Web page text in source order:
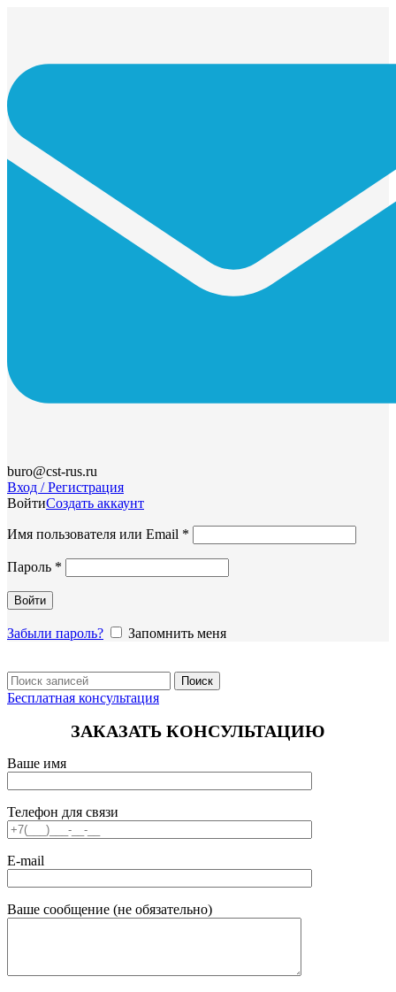
buro@cst-rus.ru
Вход / Регистрация
ВойтиСоздать аккаунт
Имя пользователя или Email *
Пароль *
Войти
Забыли пароль? Запомнить меня
Поиск
Бесплатная консультация
ЗАКАЗАТЬ КОНСУЛЬТАЦИЮ
Ваше имя
Телефон для связи
E-mail
Ваше сообщение (не обязательно)